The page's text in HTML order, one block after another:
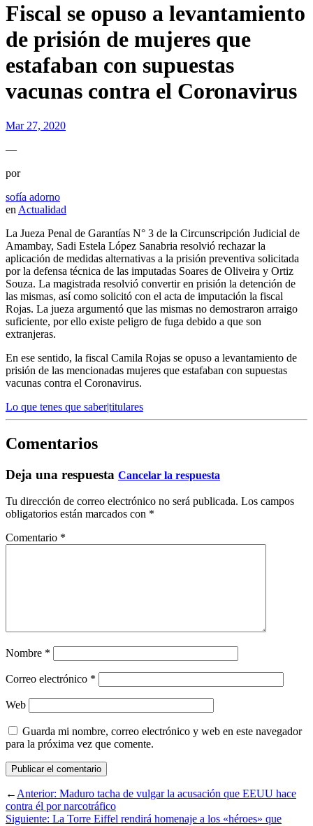
Fiscal se opuso a levantamiento
de prisión de mujeres que
estafaban con supuestas
vacunas contra el Coronavirus
Mar 27, 2020
—
por
sofía adorno
en Actualidad
La Jueza Penal de Garantías N° 3 de la Circunscripción Judicial de
Amambay, Sadi Estela López Sanabria resolvió rechazar la
aplicación de medidas alternativas a la prisión preventiva solicitada
por la defensa técnica de las imputadas Soares de Oliveira y Ortiz
Souza. La magistrada resolvió convertir en prisión la detención de
las mismas, así como solicitó con el acta de imputación la fiscal
Rojas. La jueza argumentó que las mismas no demostraron arraigo
suficiente, por ello existe peligro de fuga debido a que son
extranjeras.
En ese sentido, la fiscal Camila Rojas se opuso a levantamiento de
prisión de las mencionadas mujeres que estafaban con supuestas
vacunas contra el Coronavirus.
Lo que tenes que saber|titulares
Comentarios
Deja una respuesta Cancelar la respuesta
Tu dirección de correo electrónico no será publicada. Los campos
obligatorios están marcados con *
Comentario *
Nombre *
Correo electrónico *
Web
Guarda mi nombre, correo electrónico y web en este navegador
para la próxima vez que comente.
←Anterior: Maduro tacha de vulgar la acusación que EEUU hace
contra él por narcotráfico
Siguiente: La Torre Eiffel rendirá homenaje a los «héroes» que